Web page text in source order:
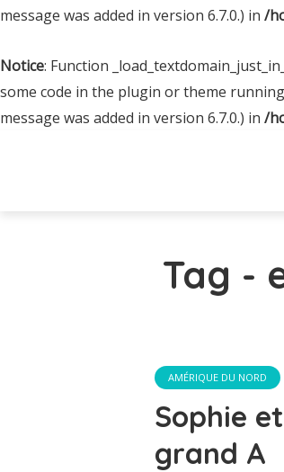
message was added in version 6.7.0.) in /
Notice: Function
some code in the plugin or theme
message was added in version 6.7.0.) in /
Tag -
AMÉRIQUE DU NORD
Sophie
grand A